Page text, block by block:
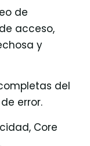
de
acceso,
y
del
error.
Core